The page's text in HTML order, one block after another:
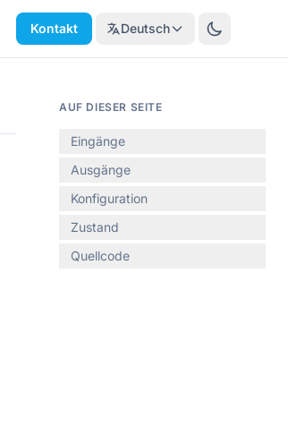
Kontakt Deutsch
AUF DIESER SEITE
Eingänge
Ausgänge
Konfiguration
Zustand
Quellcode